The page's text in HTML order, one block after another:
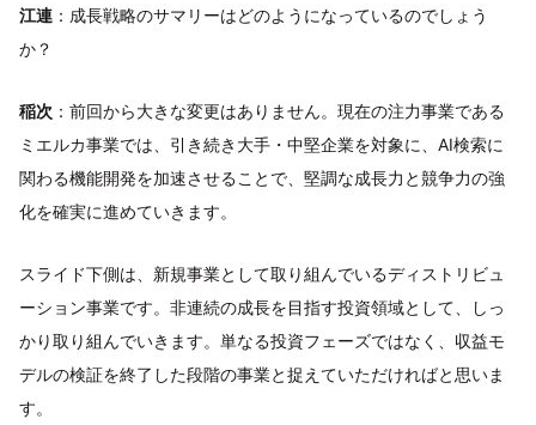
江連 ：成長戦略のサマリーはどのようになっているのでしょう
か？
稲次 ：前回から大きな変更はありません。現在の注力事業である
ミエルカ事業では、引き続き大手・中堅企業を対象に、AI検索に
関わる機能開発を加速させることで、堅調な成長力と競争力の強
化を確実に進めていきます。
スライド下側は、新規事業として取り組んでいるディストリビュ
ーション事業です。非連続の成長を目指す投資領域として、しっ
かり取り組んでいきます。単なる投資フェーズではなく、収益モ
デルの検証を終了した段階の事業と捉えていただければと思いま
す。